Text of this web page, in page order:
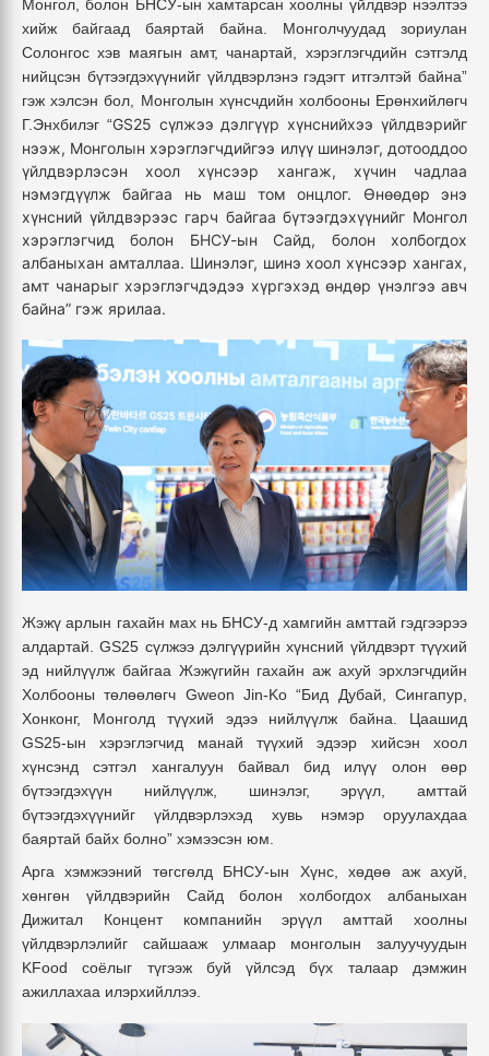
Монгол, болон БНСУ-ын хамтарсан хоолны үйлдвэр нээлтээ
хийж байгаад баяртай байна. Монголчуудад зориулан
Солонгос хэв маягын амт, чанартай, хэрэглэгчдийн сэтгэлд
нийцсэн бүтээгдэхүүнийг үйлдвэрлэнэ гэдэгт итгэлтэй байна”
гэж хэлсэн бол, Монголын хүнсчдийн холбооны Ерөнхийлөгч
Г.Энхбилэг “GS25 сүлжээ дэлгүүр хүнснийхээ үйлдвэрийг
нээж, Монголын хэрэглэгчдийгээ илүү шинэлэг, дотооддоо
үйлдвэрлэсэн хоол хүнсээр хангаж, хүчин чадлаа
нэмэгдүүлж байгаа нь маш том онцлог. Өнөөдөр энэ
хүнсний үйлдвэрээс гарч байгаа бүтээгдэхүүнийг Монгол
хэрэглэгчид болон БНСУ-ын Сайд, болон холбогдох
албаныхан амталлаа. Шинэлэг, шинэ хоол хүнсээр хангах,
амт чанарыг хэрэглэгчдэдээ хүргэхэд өндөр үнэлгээ авч
байна” гэж ярилаа.
Жэжү арлын гахайн мах нь БНСУ-д хамгийн амттай гэдгээрээ
алдартай. GS25 сүлжээ дэлгүүрийн хүнсний үйлдвэрт түүхий
эд нийлүүлж байгаа Жэжүгийн гахайн аж ахуй эрхлэгчдийн
Холбооны төлөөлөгч Gweon Jin-Ko “Бид Дубай, Сингапур,
Хонконг, Монголд түүхий эдээ нийлүүлж байна. Цаашид
GS25-ын хэрэглэгчид манай түүхий эдээр хийсэн хоол
хүнсэнд сэтгэл хангалуун байвал бид илүү олон өөр
бүтээгдэхүүн нийлүүлж, шинэлэг, эрүүл, амттай
бүтээгдэхүүнийг үйлдвэрлэхэд хувь нэмэр оруулахдаа
баяртай байх болно” хэмээсэн юм.
Арга хэмжээний төгсгөлд БНСУ-ын Хүнс, хөдөө аж ахуй,
хөнгөн үйлдвэрийн Сайд болон холбогдох албаныхан
Дижитал Концент компанийн эрүүл амттай хоолны
үйлдвэрлэлийг сайшааж улмаар монголын залуучуудын
KFood соёлыг түгээж буй үйлсэд бүх талаар дэмжин
ажиллахаа илэрхийллээ.